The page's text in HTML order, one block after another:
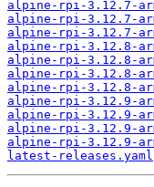
alpine-rpi-3.12.7-
alpine-rpi-3.12.7-
alpine-rpi-3.12.7-
alpine-rpi-3.12.8-
alpine-rpi-3.12.8-
alpine-rpi-3.12.8-
alpine-rpi-3.12.8-
alpine-rpi-3.12.9-
alpine-rpi-3.12.9-
alpine-rpi-3.12.9-
alpine-rpi-3.12.9-
latest-releases.yaml